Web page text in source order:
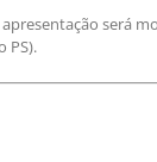
será
PS).